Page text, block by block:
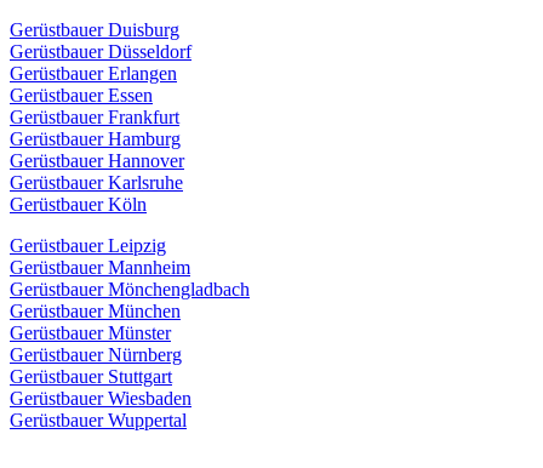
Gerüstbauer Duisburg
Gerüstbauer Düsseldorf
Gerüstbauer Erlangen
Gerüstbauer Essen
Gerüstbauer Frankfurt
Gerüstbauer Hamburg
Gerüstbauer Hannover
Gerüstbauer Karlsruhe
Gerüstbauer Köln
Gerüstbauer Leipzig
Gerüstbauer Mannheim
Gerüstbauer Mönchengladbach
Gerüstbauer München
Gerüstbauer Münster
Gerüstbauer Nürnberg
Gerüstbauer Stuttgart
Gerüstbauer Wiesbaden
Gerüstbauer Wuppertal